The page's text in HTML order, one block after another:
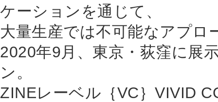
ケーションを通じて、
大量生産では不可能なアプロ
2020年9月、東京・荻窪に展
ン。
ZINEレーベル｛VC｝VIVID